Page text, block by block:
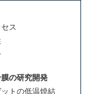
ス
の研究開発
トの低温焼結